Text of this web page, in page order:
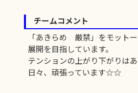
チームコメント
「あきらめ 厳禁」をモット
展開を目指しています。
テンションの上がり下がりはあ
日々、頑張っています☆☆